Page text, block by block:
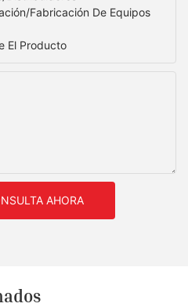
fabricación De Equipos
El Producto
AHORA